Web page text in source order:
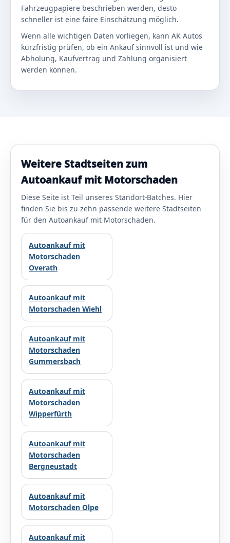
Fahrzeugpapiere beschrieben werden, desto
schneller ist eine faire Einschätzung möglich.
Wenn alle wichtigen Daten vorliegen, kann AK Autos
kurzfristig prüfen, ob ein Ankauf sinnvoll ist und wie
Abholung, Kaufvertrag und Zahlung organisiert
werden können.
Weitere Stadtseiten zum
Autoankauf mit Motorschaden
Diese Seite ist Teil unseres Standort-Batches. Hier
finden Sie bis zu zehn passende weitere Stadtseiten
für den Autoankauf mit Motorschaden.
Autoankauf mit
Motorschaden
Overath
Autoankauf mit
Motorschaden Wiehl
Autoankauf mit
Motorschaden
Gummersbach
Autoankauf mit
Motorschaden
Wipperfürth
Autoankauf mit
Motorschaden
Bergneustadt
Autoankauf mit
Motorschaden Olpe
Autoankauf mit